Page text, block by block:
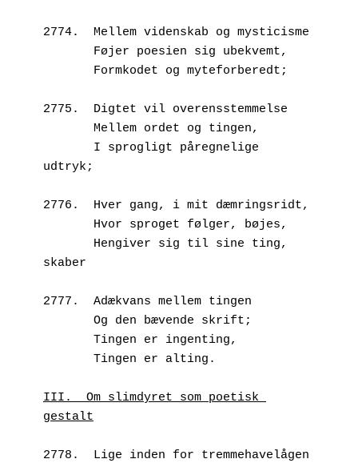
2774.  Mellem videnskab og mysticisme
       Føjer poesien sig ubekvemt,
       Formkodet og myteforberedt;
2775.  Digtet vil overensstemmelse
       Mellem ordet og tingen,
udtryk;
2776.  Hver gang, i mit dæmringsridt,
       Hvor sproget følger, bøjes,
skaber
2777.  Adækvans mellem tingen
       Og den bævende skrift;
       Tingen er ingenting,
       Tingen er alting.
III.  Om slimdyret som poetisk
gestalt
2778.  Lige inden for tremmehavelågen